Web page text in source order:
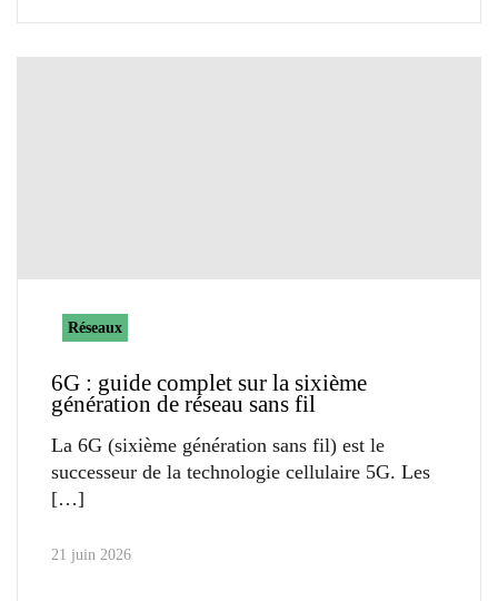
Réseaux
6G : guide complet sur la sixième
génération de réseau sans fil
La 6G (sixième génération sans fil) est le
successeur de la technologie cellulaire 5G. Les
21 juin 2026